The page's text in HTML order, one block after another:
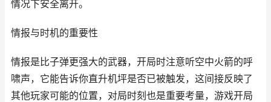
情况下安全离开。
情报与时机的重要性
情报是比子弹更强大的武器，开局时注意听空中火箭的呼
啸声，它能告诉你直升机坪是否已被触发，这间接反映了
其他玩家可能的位置，对局时刻也是重要考量，游戏开局